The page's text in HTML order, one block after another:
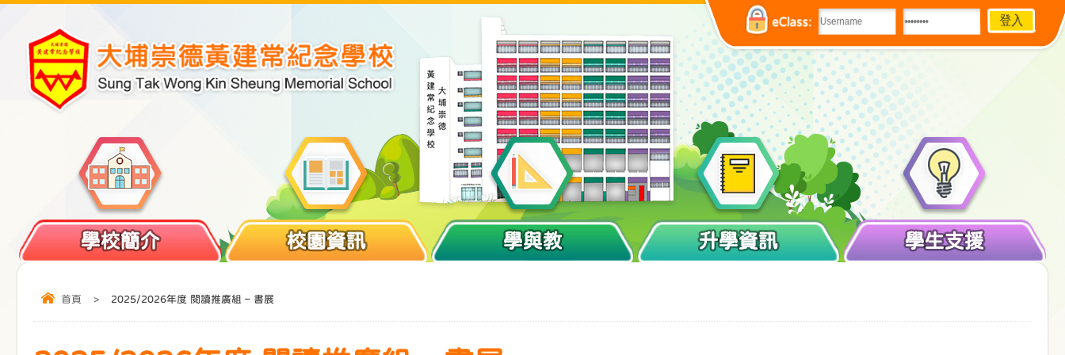
eClass:
學校簡介 校園資訊 學與教 升學資訊 學生支援
首頁 > 2025/2026年度 閱讀推廣組 – 書展